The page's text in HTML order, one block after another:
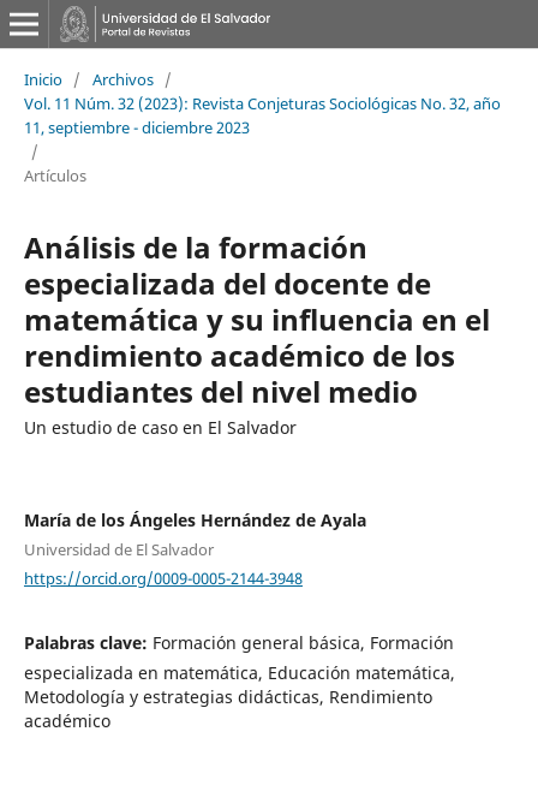
Inicio / Archivos /
Vol. 11 Núm. 32 (2023): Revista Conjeturas Sociológicas No. 32, año
11, septiembre - diciembre 2023
/
Artículos
Análisis de la formación
especializada del docente de
matemática y su influencia en el
rendimiento académico de los
estudiantes del nivel medio
Un estudio de caso en El Salvador
María de los Ángeles Hernández de Ayala
Universidad de El Salvador
https://orcid.org/0009-0005-2144-3948
Palabras clave: Formación general básica, Formación
especializada en matemática, Educación matemática,
Metodología y estrategias didácticas, Rendimiento
académico